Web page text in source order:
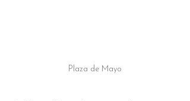
Plaza de Mayo